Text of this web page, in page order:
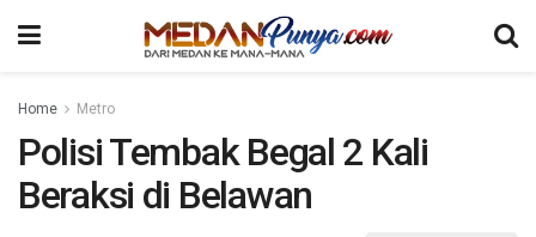
Home Metro
Polisi Tembak Begal 2 Kali
Beraksi di Belawan